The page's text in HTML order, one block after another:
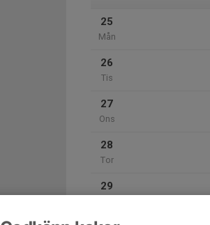
25
Mån
26
Tis
27
Ons
28
Tor
29